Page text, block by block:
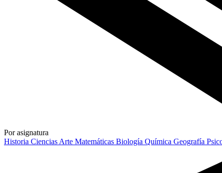
Por asignatura
Historia Ciencias Arte Matemáticas Biología Química Geografía